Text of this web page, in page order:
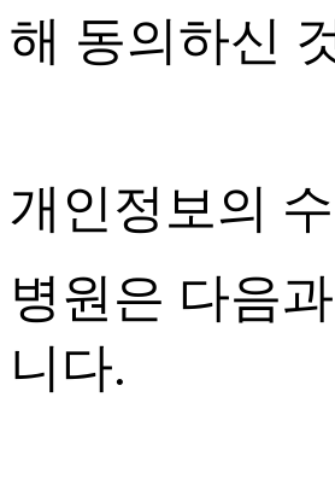
해 동의하신
개인정보의
병원은 다음
니다.